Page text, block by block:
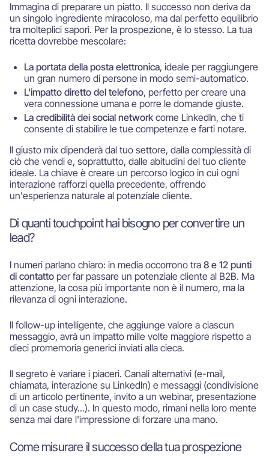
Immagina di preparare un piatto. Il successo non deriva da
un singolo ingrediente miracoloso, ma dal perfetto equilibrio
tra molteplici sapori. Per la prospezione, è lo stesso. La tua
ricetta dovrebbe mescolare:
La portata della posta elettronica, ideale per raggiungere
un gran numero di persone in modo semi-automatico.
L'impatto diretto del telefono, perfetto per creare una
vera connessione umana e porre le domande giuste.
La credibilità dei social network come LinkedIn, che ti
consente di stabilire le tue competenze e farti notare.
Il giusto mix dipenderà dal tuo settore, dalla complessità di
ciò che vendi e, soprattutto, dalle abitudini del tuo cliente
ideale. La chiave è creare un percorso logico in cui ogni
interazione rafforzi quella precedente, offrendo
un'esperienza naturale al potenziale cliente.
Di quanti touchpoint hai bisogno per convertire un
lead?
I numeri parlano chiaro: in media occorrono tra 8 e 12 punti
di contatto per far passare un potenziale cliente al B2B. Ma
attenzione, la cosa più importante non è il numero, ma la
rilevanza di ogni interazione.
Il follow-up intelligente, che aggiunge valore a ciascun
messaggio, avrà un impatto mille volte maggiore rispetto a
dieci promemoria generici inviati alla cieca.
Il segreto è variare i piaceri. Canali alternativi (e-mail,
chiamata, interazione su LinkedIn) e messaggi (condivisione
di un articolo pertinente, invito a un webinar, presentazione
di un case study...). In questo modo, rimani nella loro mente
senza mai dare l'impressione di forzare una mano.
Come misurare il successo della tua prospezione